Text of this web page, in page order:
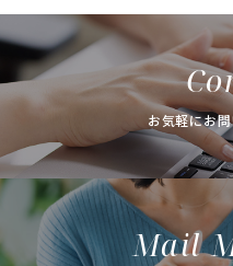
お気軽にお
Mail